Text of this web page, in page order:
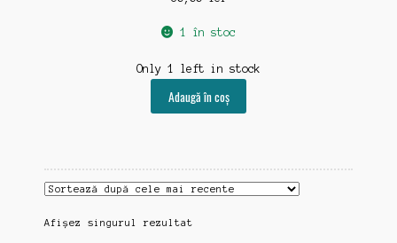
1 în stoc
Only 1 left in stock
Adaugă în coș
Afișez singurul rezultat